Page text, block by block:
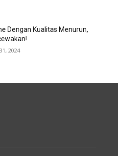
Dengan Kualitas Menurun,
2024